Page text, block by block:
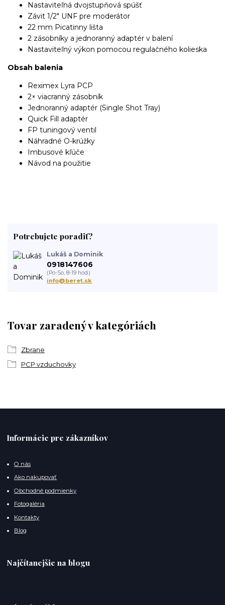
Nastaviteľná dvojstupňová spúšť
Závit 1/2" UNF pre moderátor
22 mm Picatinny lišta
2 zásobníky a jednoranný adaptér v balení
Nastaviteľný výkon pomocou regulačného kolieska
Obsah balenia
Reximex Lyra PCP
2× viacranný zásobník
Jednoranný adaptér (Single Shot Tray)
Quick Fill adaptér
FP tuningový ventil
Náhradné O-krúžky
Imbusové kľúče
Návod na použitie
Tovar zaradený v kategóriách
Zbrane
PCP vzduchovky
Potrebujete poradiť?
Lukáš a Dominik
0918147606
(Po-So, 8-19 hod.)
info@beret.sk
Informácie pre zákazníkov
O nás
Ako nakupovať
Obchodné podmienky
Fotogaléria
Kontakty
Blog
Najčítanejšie na blogu